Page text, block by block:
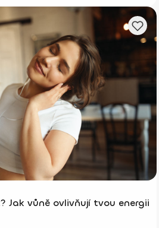
Jak vůně ovlivňují tvou energii